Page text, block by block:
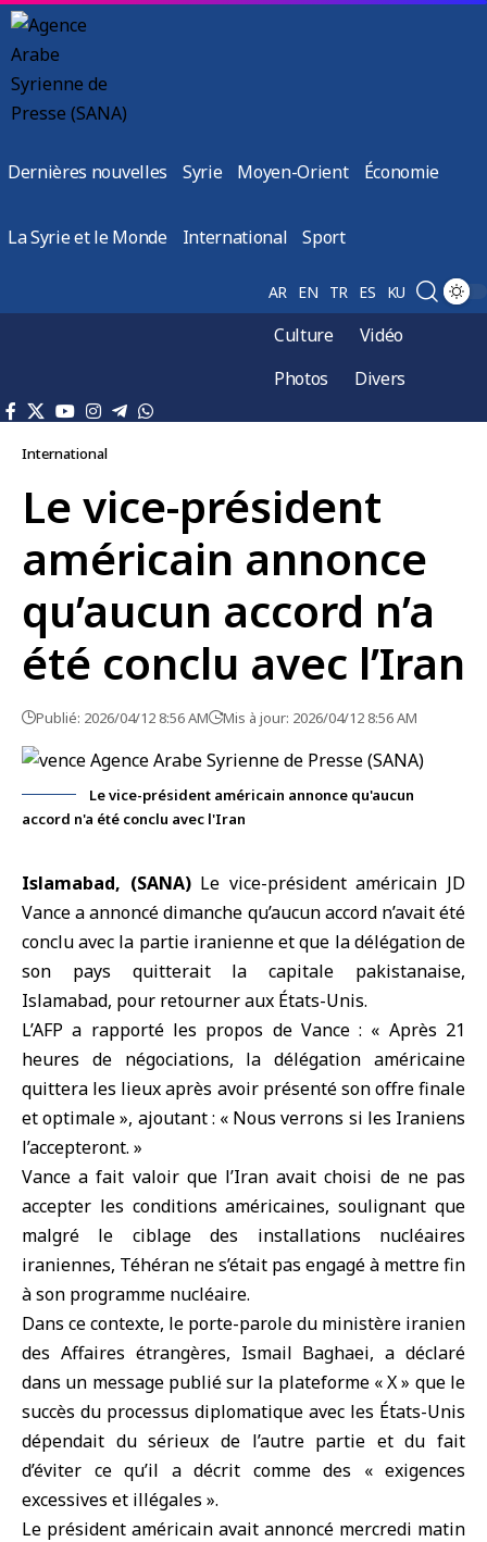
Dernières nouvelles Syrie Moyen-Orient Économie
La Syrie et le Monde International Sport
AR EN TR ES KU
Culture
Vidéo
Photos
Divers
International
Le vice-président
américain annonce
qu’aucun accord n’a
été conclu avec l’Iran
Publié: 2026/04/12 8:56 AM Mis à jour: 2026/04/12 8:56 AM
Le vice-président américain annonce qu'aucun
accord n'a été conclu avec l'Iran
Islamabad, (SANA)Le vice-président américain JD
Vancea annoncé dimanche qu’aucun accord n’avait été
conclu avec la partie iranienne et que la délégation de
son pays quitterait la capitale pakistanaise,
Islamabad, pour retourner aux États-Unis.
L’AFP a rapporté les propos de Vance : « Après 21
heures de négociations, la délégation américaine
quittera les lieux après avoir présenté son offre finale
et optimale », ajoutant : « Nous verrons si les Iraniens
l’accepteront. »
Vance a fait valoir que l’Iran avait choisi de ne pas
accepter les conditions américaines, soulignant que
malgré le ciblage des installations nucléaires
iraniennes, Téhéran ne s’était pas engagé à mettre fin
à son programme nucléaire.
Dans ce contexte, le porte-parole du ministère iranien
des Affaires étrangères, Ismail Baghaei, a déclaré
dans un message publié sur la plateforme « X » que le
succès du processus diplomatique avec les États-Unis
dépendait du sérieux de l’autre partie et du fait
d’éviter ce qu’il a décrit comme des « exigences
excessives et illégales ».
Le président américain avait annoncé mercredi matin